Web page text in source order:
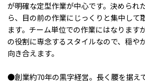
が明確な定型作業が中心です。決められ
ら、目の前の作業にじっくりと集中して
ます。チーム単位での作業にはなります
の役割に専念するスタイルなので、穏や
向き合えます。
●創業約70年の黒字経営。長く腰を据え
メニューを閉じる